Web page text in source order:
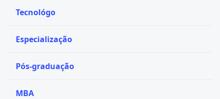
Tecnológo
Especialização
Pós-graduação
MBA